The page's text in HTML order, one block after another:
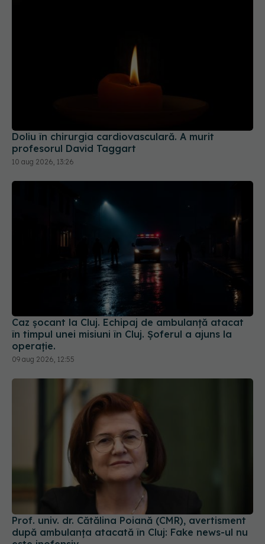
Caz șocant la Cluj. Echipaj de ambulanță atacat
în timpul unei misiuni în Cluj. Șoferul a ajuns la
09 aug 2026, 12:55
Prof. univ. dr. Cătălina Poiană (CMR), avertisment
după ambulanța atacată în Cluj: Fake news-ul nu
09 aug 2026, 14:05